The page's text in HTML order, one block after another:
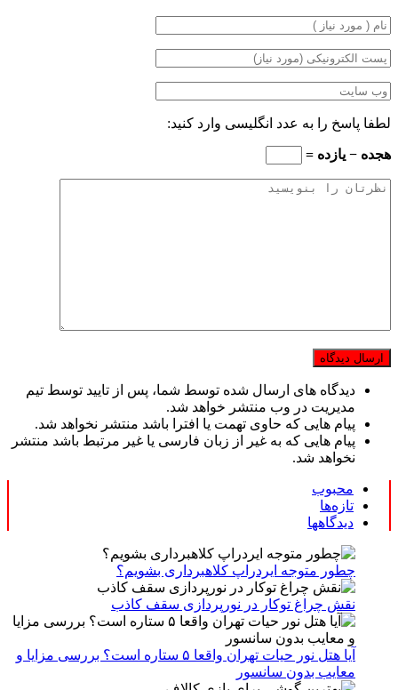
لطفا پاسخ را به عدد انگلیسی وارد کنید:
هجده − یازده =
دیدگاه های ارسال شده توسط شما، پس از تایید توسط تیم
مدیریت در وب منتشر خواهد شد.
پیام هایی که حاوی تهمت یا افترا باشد منتشر نخواهد شد.
پیام هایی که به غیر از زبان فارسی یا غیر مرتبط باشد منتشر
نخواهد شد.
محبوب
تازه‌ها
دیدگاهها
چطور متوجه ایردراپ کلاهبرداری بشویم؟
نقش چراغ توکار در نورپردازی سقف کاذب
آیا هتل نور حیات تهران واقعا ۵ ستاره است؟ بررسی مزایا و
معایب بدون سانسور